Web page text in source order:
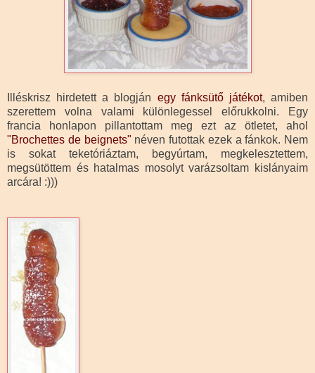
Illéskrisz hirdetett a blogján egy fánksütő játékot, amiben
szerettem volna valami különlegessel előrukkolni. Egy
francia honlapon pillantottam meg ezt az ötletet, ahol
"Brochettes de beignets" néven futottak ezek a fánkok. Nem
is sokat teketóriáztam, begyúrtam, megkelesztettem,
megsütöttem és hatalmas mosolyt varázsoltam kislányaim
arcára! :)))